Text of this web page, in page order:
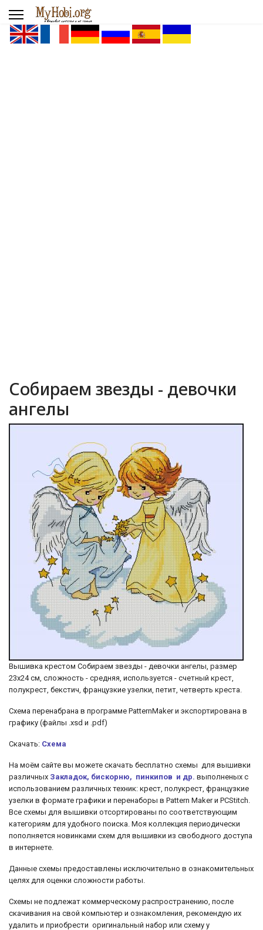
Собираем звезды - девочки
ангелы
Вышивка крестом Собираем звезды - девочки ангелы, размер
23х24 см, сложность - средняя, используется - счетный крест,
полукрест, бекстич, французкие узелки, петит, четверть креста.
Cхема перенабрана в программе PatternMaker и экспортирована в
графику (файлы .xsd и .pdf)
Скачать: Схема
На моём сайте вы можете скачать бесплатно схемы для вышивки
различных Закладок, бискорню, пинкипов и др. выполненых с
использованием различных техник: крест, полукрест, французкие
узелки в формате графики и перенаборы в Pattern Maker и PCStitch.
Все схемы для вышивки отсортированы по соответствующим
категориям для удобного поиска. Моя коллекция периодически
пополняется новинками схем для вышивки из свободного доступа
в интернете.
Данные схемы предоставлены исключительно в ознакомительных
целях для оценки сложности работы.
Схемы не подлежат коммерческому распространению, после
скачивания на свой компьютер и ознакомления, рекомендую их
удалить и приобрести оригинальный набор или схему у